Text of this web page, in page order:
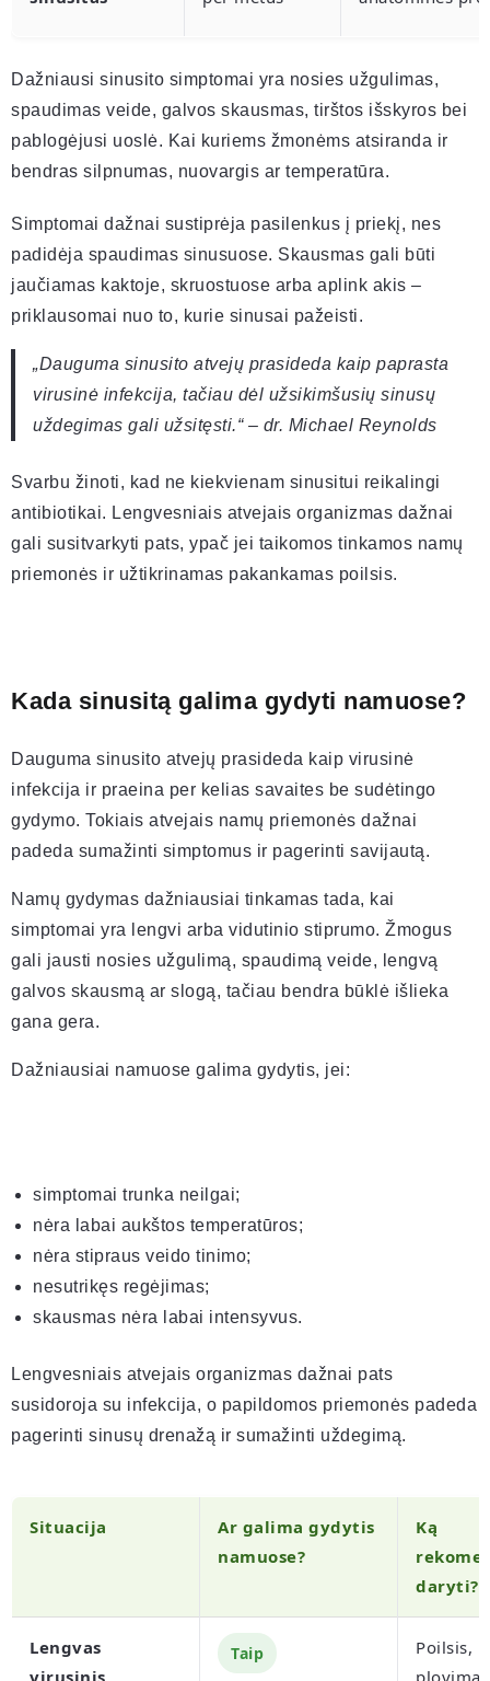
Dažniausi sinusito simptomai yra nosies užgulimas,
spaudimas veide, galvos skausmas, tirštos išskyros bei
pablogėjusi uoslė. Kai kuriems žmonėms atsiranda ir
bendras silpnumas, nuovargis ar temperatūra.
Simptomai dažnai sustiprėja pasilenkus į priekį, nes
padidėja spaudimas sinusuose. Skausmas gali būti
jaučiamas kaktoje, skruostuose arba aplink akis –
priklausomai nuo to, kurie sinusai pažeisti.
„Dauguma sinusito atvejų prasideda kaip paprasta
virusinė infekcija, tačiau dėl užsikimšusių sinusų
uždegimas gali užsitęsti.“ – dr. Michael Reynolds
Svarbu žinoti, kad ne kiekvienam sinusitui reikalingi
antibiotikai. Lengvesniais atvejais organizmas dažnai
gali susitvarkyti pats, ypač jei taikomos tinkamos namų
priemonės ir užtikrinamas pakankamas poilsis.
Kada sinusitą galima gydyti namuose?
Dauguma sinusito atvejų prasideda kaip virusinė
infekcija ir praeina per kelias savaites be sudėtingo
gydymo. Tokiais atvejais namų priemonės dažnai
padeda sumažinti simptomus ir pagerinti savijautą.
Namų gydymas dažniausiai tinkamas tada, kai
simptomai yra lengvi arba vidutinio stiprumo. Žmogus
gali jausti nosies užgulimą, spaudimą veide, lengvą
galvos skausmą ar slogą, tačiau bendra būklė išlieka
gana gera.
Dažniausiai namuose galima gydytis, jei:
simptomai trunka neilgai;
nėra labai aukštos temperatūros;
nėra stipraus veido tinimo;
nesutrikęs regėjimas;
skausmas nėra labai intensyvus.
Lengvesniais atvejais organizmas dažnai pats
susidoroja su infekcija, o papildomos priemonės padeda
pagerinti sinusų drenažą ir sumažinti uždegimą.
Situacija
Ar galima gydytis
namuose?
Ką
daryti?
Lengvas
Taip
Poilsis,